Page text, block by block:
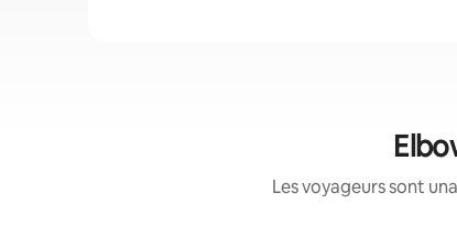
Les voyageurs sont